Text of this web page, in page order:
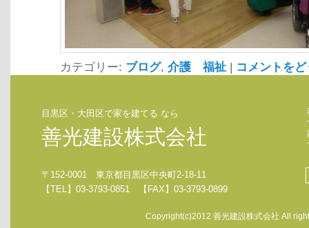
カテゴリー: ブログ,介護 福祉 コメントを
目黒区・大田区で家を建てる なら
善光建設株式会社
〒152-0001 東京都目黒区中央町2-18-11
【TEL】03-3793-0851 【FAX】03-3793-0899
Copyright(c)2012 善光建設株式会社 All